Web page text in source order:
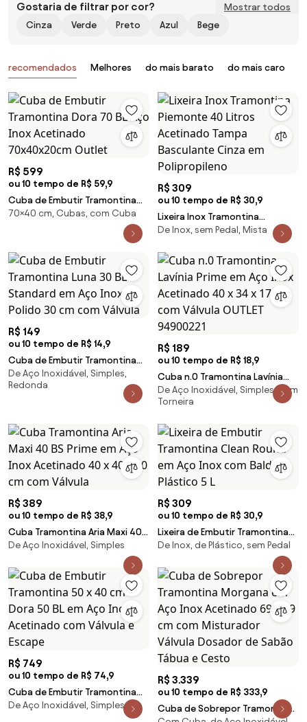
Gostaria de filtrar por cor?
Mostrar todos
Cinza
Verde Preto Azul Bege
Produtos
recomendados Melhores do mais barato do mais caro
R$ 599
ou 10 tempo de R$ 59,9
Cuba de Embutir Tramontina
Dora 70 BL Aço Inox Acetinado
70×40 cm, Cubas, com Cuba
R$ 309
ou 10 tempo de R$ 30,9
Lixeira Inox Tramontina
Piemonte 40 Litros Acetinado
Tampa Basculante Cinza em
Polipropileno
De Inox, sem Pedal, Mista
R$ 149
ou 10 tempo de R$ 14,9
Cuba de Embutir Tramontina
Luna 30 BL Standard em Aço
Inox Polido 30 cm com Válvula
De Aço Inoxidável, Simples,
Redonda
R$ 189
ou 10 tempo de R$ 18,9
Cuba n.0 Tramontina Lavínia
Prime em Aço Inox Acetinado
40 x 34 x 17 cm com Válvula
De Aço Inoxidável, Simples, com
Torneira
R$ 389
ou 10 tempo de R$ 38,9
Cuba Tramontina Aria Maxi 40
BS Prime em Aço Inox Acetinado
40 x 40 x 20 cm com Válvula
De Aço Inoxidável, Simples
R$ 309
ou 10 tempo de R$ 30,9
Lixeira de Embutir Tramontina
Clean Round em Aço Inox com
De Inox, de Plástico, sem Pedal
R$ 749
ou 10 tempo de R$ 74,9
Cuba de Embutir Tramontina
50 x 40 cm Dora 50 BL em Aço
Inox Acetinado com Válvula e
De Aço Inoxidável, Simples
R$ 3.339
ou 10 tempo de R$ 333,9
Cuba de Sobrepor Tramontina